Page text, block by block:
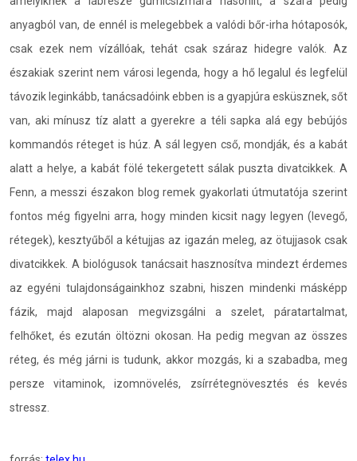
anyagból van, de ennél is melegebbek a valódi bőr-irha hótaposók,
csak ezek nem vízállóak, tehát csak száraz hidegre valók. Az
északiak szerint nem városi legenda, hogy a hő legalul és legfelül
távozik leginkább, tanácsadóink ebben is a gyapjúra esküsznek, sőt
van, aki mínusz tíz alatt a gyerekre a téli sapka alá egy bebújós
kommandós réteget is húz. A sál legyen cső, mondják, és a kabát
alatt a helye, a kabát fölé tekergetett sálak puszta divatcikkek. A
Fenn, a messzi északon blog remek gyakorlati útmutatója szerint
fontos még figyelni arra, hogy minden kicsit nagy legyen (levegő,
rétegek), kesztyűből a kétujjas az igazán meleg, az ötujjasok csak
divatcikkek. A biológusok tanácsait hasznosítva mindezt érdemes
az egyéni tulajdonságainkhoz szabni, hiszen mindenki másképp
fázik, majd alaposan megvizsgálni a szelet, páratartalmat,
felhőket, és ezután öltözni okosan. Ha pedig megvan az összes
réteg, és még járni is tudunk, akkor mozgás, ki a szabadba, meg
persze vitaminok, izomnövelés, zsírrétegnövesztés és kevés
stressz.